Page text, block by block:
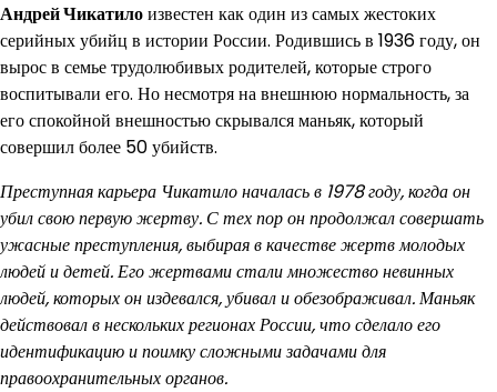
Андрей Чикатилоизвестен как один из самых жестоких
серийных убийц в истории России. Родившись в 1936 году, он
вырос в семье трудолюбивых родителей, которые строго
воспитывали его. Но несмотря на внешнюю нормальность, за
его спокойной внешностью скрывался маньяк, который
совершил более 50 убийств.
Преступная карьера Чикатило началась в 1978 году, когда он
убил свою первую жертву. С тех пор он продолжал совершать
ужасные преступления, выбирая в качестве жертв молодых
людей и детей. Его жертвами стали множество невинных
людей, которых он издевался, убивал и обезображивал. Маньяк
действовал в нескольких регионах России, что сделало его
идентификацию и поимку сложными задачами для
правоохранительных органов.